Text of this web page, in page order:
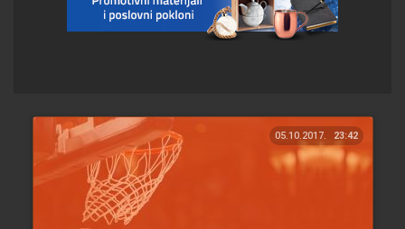
05.10.2017. 23:42